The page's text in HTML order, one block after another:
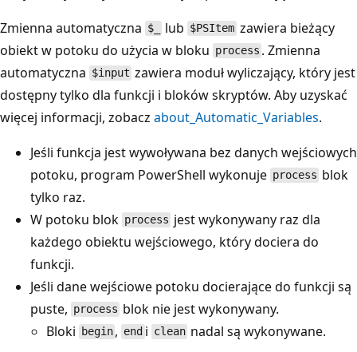
Zmienna automatyczna $_ lub $PSItem zawiera bieżący
obiekt w potoku do użycia w bloku process . Zmienna
automatyczna $input zawiera moduł wyliczający, który jest
dostępny tylko dla funkcji i bloków skryptów. Aby uzyskać
więcej informacji, zobacz about_Automatic_Variables.
Jeśli funkcja jest wywoływana bez danych wejściowych
potoku, program PowerShell wykonuje process blok
tylko raz.
W potoku blok process jest wykonywany raz dla
każdego obiektu wejściowego, który dociera do
funkcji.
Jeśli dane wejściowe potoku docierające do funkcji są
puste, process blok nie jest wykonywany.
Bloki
begin , end i clean nadal są wykonywane.